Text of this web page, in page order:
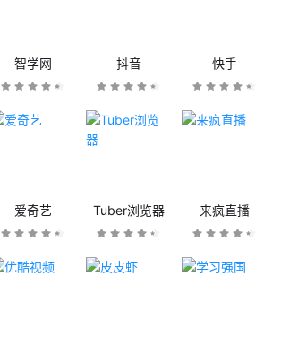
智学网 抖音 快手
爱奇艺 Tuber浏览器 来疯直播